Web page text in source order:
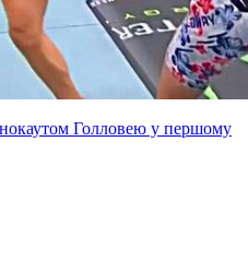
Голловею у першому